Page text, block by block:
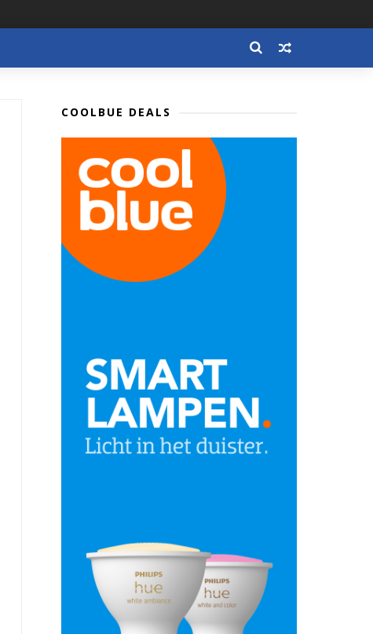
COOLBUE DEALS